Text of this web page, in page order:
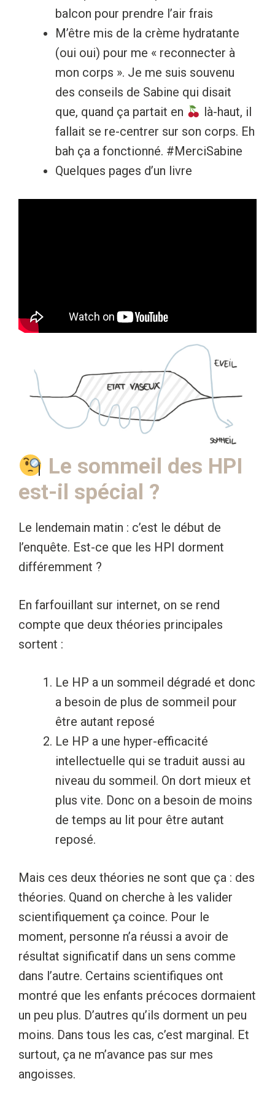
balcon pour prendre l’air frais
M’être mis de la crème hydratante
(oui oui) pour me « reconnecter à
mon corps ». Je me suis souvenu
des conseils de Sabine qui disait
que, quand ça partait en
là-haut, il
fallait se re-centrer sur son corps. Eh
bah ça a fonctionné. #MerciSabine
Quelques pages d’un livre
Le sommeil des HPI
est-il spécial ?
Le lendemain matin : c’est le début de
l’enquête. Est-ce que les HPI dorment
différemment ?
En farfouillant sur internet, on se rend
compte que deux théories principales
sortent :
Le HP a un sommeil dégradé et donc
a besoin de plus de sommeil pour
être autant reposé
Le HP a une hyper-efficacité
intellectuelle qui se traduit aussi au
niveau du sommeil. On dort mieux et
plus vite. Donc on a besoin de moins
de temps au lit pour être autant
reposé.
Mais ces deux théories ne sont que ça : des
théories. Quand on cherche à les valider
scientifiquement ça coince. Pour le
moment, personne n’a réussi a avoir de
résultat significatif dans un sens comme
dans l’autre. Certains scientifiques ont
montré que les enfants précoces dormaient
un peu plus. D’autres qu’ils dorment un peu
moins. Dans tous les cas, c’est marginal. Et
surtout, ça ne m’avance pas sur mes
angoisses.